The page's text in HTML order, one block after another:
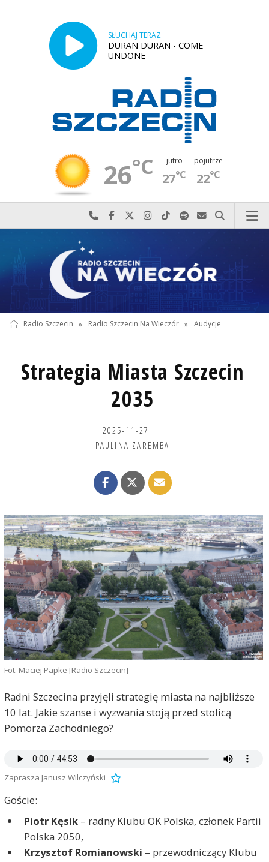
SŁUCHAJ TERAZ
DURAN DURAN - COME
UNDONE
26°C jutro
27°C
pojutrze
22°C
Najlepiej po prostu do nas zadzwoń
Odwiedź nas na Facebook-u
Odwiedź nas na X
Odwiedź nas na Instagram-ie
Odwiedź nas na TikTok-u
Szukaj nas na Spotify
Wyślij do nas
Szukaj
Radio Szczecin » Radio Szczecin Na Wieczór » Audycje
Strategia Miasta Szczecin
2035
2025-11-27
PAULINA ZAREMBA
Fot. Maciej Papke [Radio Szczecin]
Radni Szczecina przyjęli strategię miasta na najbliższe
10 lat. Jakie szanse i wyzwania stoją przed stolicą
Pomorza Zachodniego?
Zaprasza Janusz Wilczyński
Goście:
Piotr Kęsik– radny Klubu OK Polska, członek Partii
Polska 2050,
Krzysztof Romianowski – przewodniczący Klubu